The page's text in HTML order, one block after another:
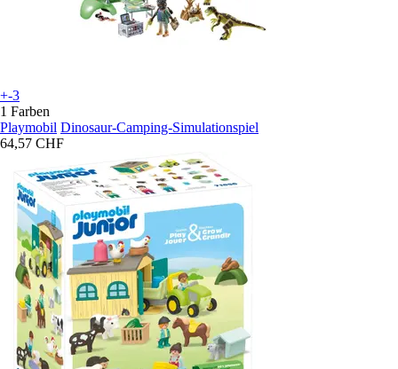
+-3
1 Farben
Playmobil Dinosaur-Camping-Simulationspiel
64,57 CHF